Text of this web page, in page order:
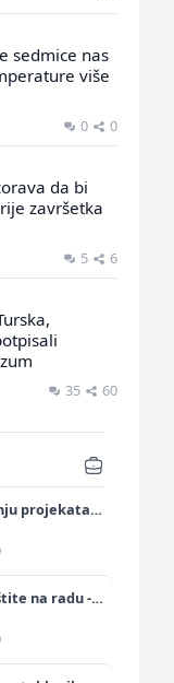
sedmice nas
više
0 0
da bi
završetka
5 6
35 60
projekata
na radu -
i pomoći